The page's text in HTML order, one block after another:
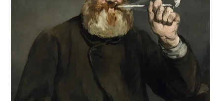
BIOGRAPHIE
CATALOGUE DES OEUVRES
CONTACT